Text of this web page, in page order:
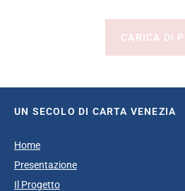
CARICA DI
UN SECOLO DI CARTA VENEZIA
Home
Presentazione
Il Progetto